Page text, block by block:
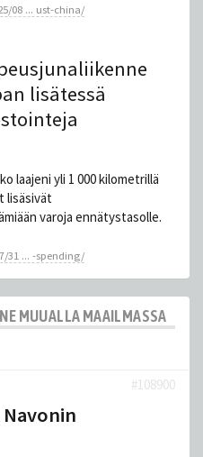
08 ... ust-china/
lisätessä
laajeni yli 1 000 kilometrillä
lisäsivät
varoja ennätystasolle.
31 ... -spending/
MUUALLA MAAILMASSA
#108900